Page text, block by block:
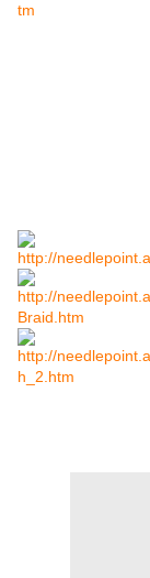
tm
http://
http://
Braid.htm
http://
h_2.htm